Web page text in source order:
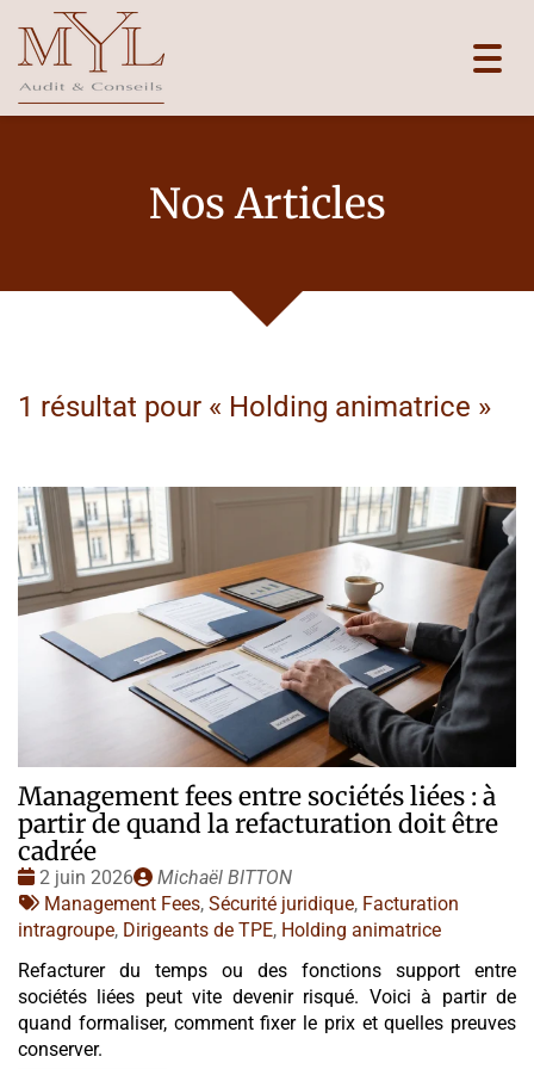
Nos Articles
1 résultat pour « Holding animatrice »
Management fees entre sociétés liées : à
partir de quand la refacturation doit être
cadrée
Date
:
2 juin 2026
Publié
par
Michaël BITTON
Tags
:
Management Fees, Sécurité juridique, Facturation
intragroupe, Dirigeants de TPE, Holding animatrice
Refacturer du temps ou des fonctions support entre
sociétés liées peut vite devenir risqué. Voici à partir de
quand formaliser, comment fixer le prix et quelles preuves
conserver.